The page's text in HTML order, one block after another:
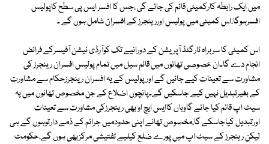
میں ایک رابطہ کارکمیٹی قائم کی جائے گی ،جس کا افسر ایس پی سطح کاپولیس
افسرہوگا،اس کمیٹی میں پولیس اوررینجرز کے افسران شامل ہوں گے ۔
اس کمیٹی کا سربراہ ٹارگٹڈ آپریشن کے دورانیے تک کوآرڈی نیشن آفیسرکے فرائض
انجام دے گا۔ان خصوصی تھانوں میں قائم سیل میں تمام پولیس افسران رینجرز کی
مشاورت سے تعینات کیے جائیں گے اور پولیس کے یہ افسران رینجرزحکام سے مشاورت
کے بغیرتبدیل نہیں کیے جاسکیں گے۔پانچوں اضلاع کے جن مخصوص تھانوں میں یہ
سیٹ اپ قائم کیا جائے گاوہاں کاایس ایچ او بھی رینجرزکی مشاورت سے تعینات
اورتبدیل کیاجاسکے گا،مخصوص تھانے اپنی حدودمیں جرائم کے ذمے دارتوہوں گے ہی
لیکن رینجرز کے سیٹ اپ میں پورے ضلع کیلیے تفتیشی مرکزبھی ہوں گے،حکومت